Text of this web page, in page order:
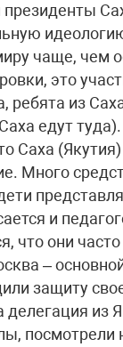
чаще, чем
это
ребята из
едут
Саха
Много
и
что они
–
защиту
делегация из
посмотрели